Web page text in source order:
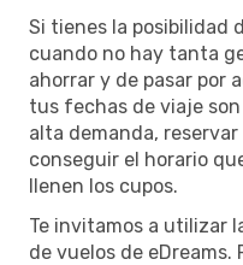
Si tienes la posibilidad
cuando no hay tanta
ahorrar y de pasar por
tus fechas de viaje
alta demanda,
conseguir el horario
llenen los cupos.
Te invitamos a utilizar
de vuelos de eDreams.